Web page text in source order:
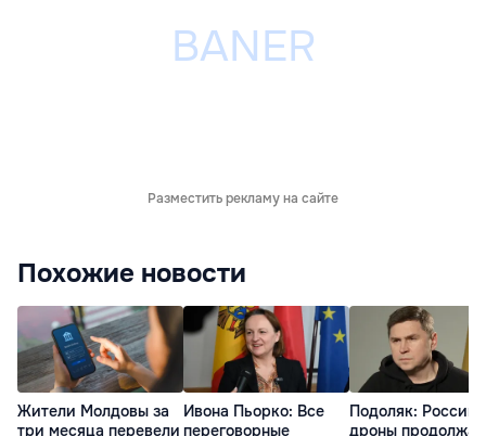
Разместить рекламу на сайте
Похожие новости
Жители Молдовы за
три месяца перевели
Ивона Пьорко: Все
переговорные
Подоляк:
дроны продолжат